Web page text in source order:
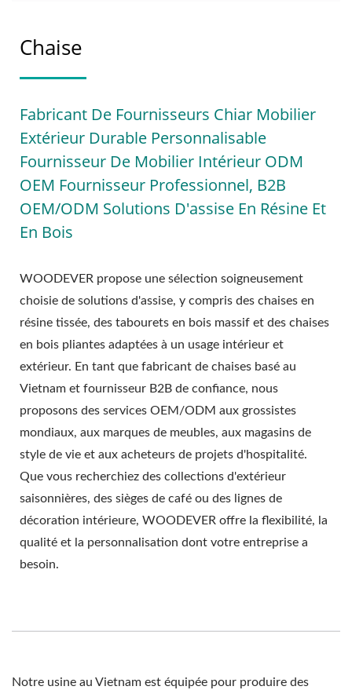
Chaise
Fabricant De Fournisseurs Chiar Mobilier
Extérieur Durable Personnalisable
Fournisseur De Mobilier Intérieur ODM
OEM Fournisseur Professionnel, B2B
OEM/ODM Solutions D'assise En Résine Et
En Bois
WOODEVER propose une sélection soigneusement
choisie de solutions d'assise, y compris des chaises en
résine tissée, des tabourets en bois massif et des chaises
en bois pliantes adaptées à un usage intérieur et
extérieur. En tant que fabricant de chaises basé au
Vietnam et fournisseur B2B de confiance, nous
proposons des services OEM/ODM aux grossistes
mondiaux, aux marques de meubles, aux magasins de
style de vie et aux acheteurs de projets d'hospitalité.
Que vous recherchiez des collections d'extérieur
saisonnières, des sièges de café ou des lignes de
décoration intérieure, WOODEVER offre la flexibilité, la
qualité et la personnalisation dont votre entreprise a
besoin.
Notre usine au Vietnam est équipée pour produire des